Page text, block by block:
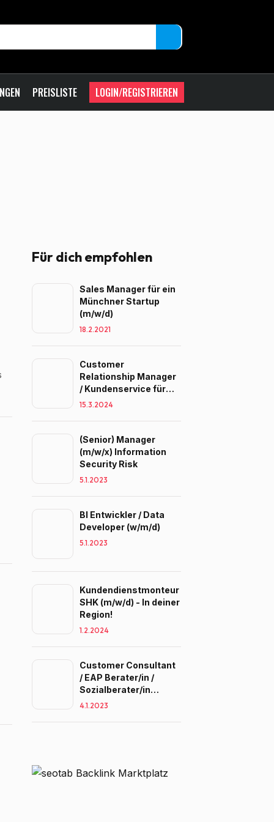
PREISLISTE LOGIN/REGISTRIEREN
Für dich empfohlen
Sales Manager für ein
Münchner Startup
(m/w/d)
18.2.2021
Customer
Relationship Manager
/ Kundenservice für
Zulieferer (m/w/d)
15.3.2024
(Senior) Manager
(m/w/x) Information
Security Risk
5.1.2023
BI Entwickler / Data
Developer (w/m/d)
5.1.2023
Kundendienstmonteur
SHK (m/w/d) - In deiner
Region!
1.2.2024
Customer Consultant
/ EAP Berater/in /
Sozialberater/in
(w/m/d
4.1.2023